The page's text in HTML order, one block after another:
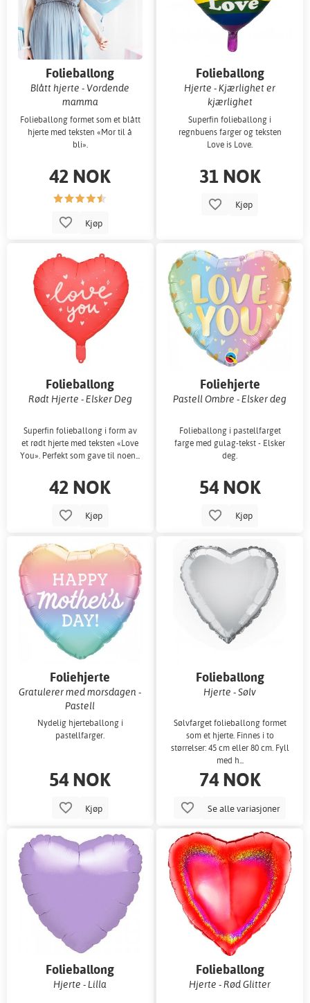
Folieballong
Blått hjerte - Vordende
mamma
Folieballong formet som et blått
hjerte med teksten «Mor til å
bli».
42 NOK
Kjøp
Folieballong
Hjerte - Kjærlighet er
kjærlighet
Superfin folieballong i
regnbuens farger og teksten
Love is Love.
31 NOK
Kjøp
Folieballong
Rødt Hjerte - Elsker Deg
Superfin folieballong i form av
et rødt hjerte med teksten «Love
You». Perfekt som gave til noen...
42 NOK
Kjøp
Foliehjerte
Pastell Ombre - Elsker deg
Folieballong i pastellfarget
farge med gulag-tekst - Elsker
deg.
54 NOK
Kjøp
Foliehjerte
Gratulerer med morsdagen -
Pastell
Nydelig hjerteballong i
pastellfarger.
54 NOK
Kjøp
Folieballong
Hjerte - Sølv
Sølvfarget folieballong formet
som et hjerte. Finnes i to
størrelser: 45 cm eller 80 cm. Fyll
med h...
74 NOK
Se alle variasjoner
Folieballong
Hjerte - Lilla
Folieballong
Hjerte - Rød Glitter